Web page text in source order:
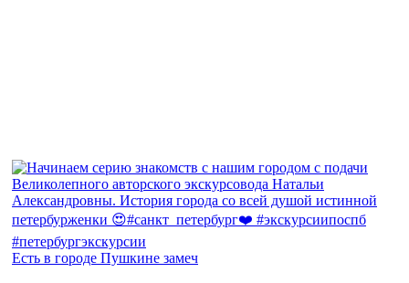
Есть в городе Пушкине замеч